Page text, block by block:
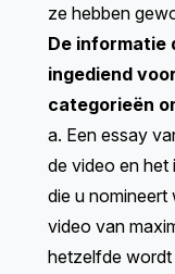
ze hebben
De informatie
ingediend
categorieën
a. Een essay
de video en
die u nomineert
video van
hetzelfde